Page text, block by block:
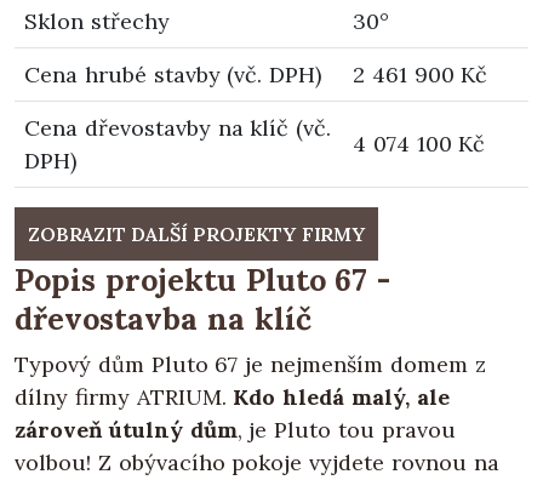
Sklon střechy
30°
Cena hrubé stavby (vč. DPH)
2 461 900 Kč
Cena dřevostavby na klíč (vč.
DPH)
4 074 100 Kč
ZOBRAZIT DALŠÍ PROJEKTY FIRMY
Popis projektu Pluto 67 -
dřevostavba na klíč
Typový dům Pluto 67 je nejmenším domem z
dílny firmy ATRIUM. Kdo hledá malý, ale
zároveň útulný dům, je Pluto tou pravou
volbou! Z obývacího pokoje vyjdete rovnou na